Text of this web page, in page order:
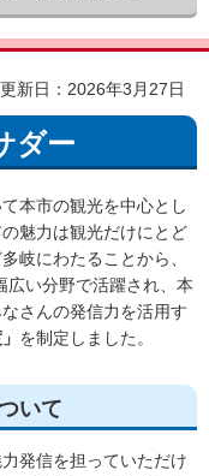
更新日：2026年3月27日
ダー
本市の観光を中心とし
魅力は観光だけにとど
岐にわたることから、
広い分野で活躍され、本
さんの発信力を活用す
を制定しました。
いて
発信を担っていただけ